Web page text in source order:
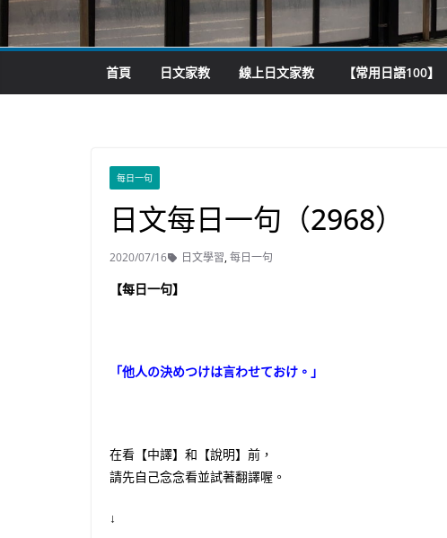
首頁 日文家教 線上日文家教 【常用日語100】
每日一句
日文每日一句（2968）
2020/07/16 日文學習,每日一句
【每日一句】
「他人の決めつけは言わせておけ。」
在看【中譯】和【說明】前，
請先自己念念看並試著翻譯喔。
↓